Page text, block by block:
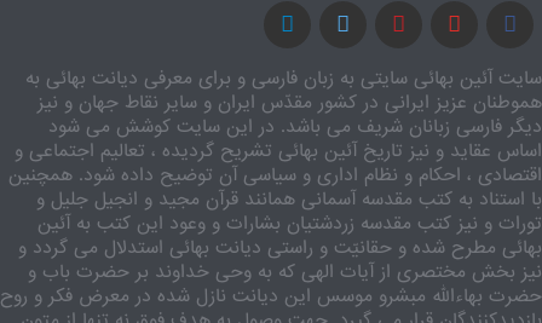
سایت آئین بهائی سایتی به زبان فارسی و برای معرفی دیانت بهائی به
هموطنان عزیز ایرانی در کشور مقدّس ایران و سایر نقاط جهان و نیز
دیگر فارسی زبانان شریف می باشد. در این سایت کوشش می شود
اساس عقاید و نیز تاریخ آئین بهائی تشریح گردیده ، تعالیم اجتماعی و
اقتصادی ، احکام و نظام اداری و سیاسی آن توضیح داده شود. همچنین
با استناد به کتب مقدسه آسمانی همانند قرآن مجید و انجیل جلیل و
تورات و نیز کتب مقدسه زردشتیان بشارات و وعود این کتب به آئین
بهائی مطرح شده و حقانیّت و راستی دیانت بهائی استدلال می گردد و
نیز بخش مختصری از آیات الهی که به وحی خداوند بر حضرت باب و
حضرت بهاءالله مبشرو موسس این دیانت نازل شده در معرض فکر و روح